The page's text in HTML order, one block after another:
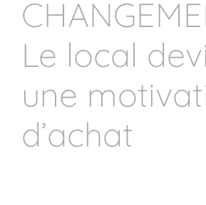
Le local
une
d’achat